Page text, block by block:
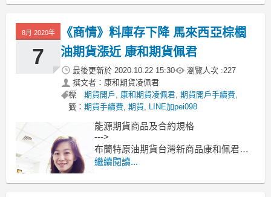
原油期貨、輕原油CL、小輕原油QM保
交易時間??
8月 2020年
7
《商情》料庫存下降 馬來西亞棕櫚
油期貨漲近 康和期貨佩君
最後更新於 2020.10.22 15:30 瀏覽人次 :227
撰文者：康和期貨凌佩君
標
籤：
期貨開戶 , 康和期貨凌佩君, 期貨開戶手續費,
期貨手續費, 期貨, LINE加pei098
能源期貨商品及合約規格
--->
布蘭特原油期貨台灣新商品康和佩君介
紹
原油期貨、輕原油CL、小輕原油QM保
繼續閱讀...